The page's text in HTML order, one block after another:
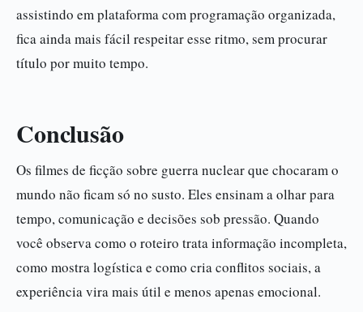
assistindo em plataforma com programação organizada,
fica ainda mais fácil respeitar esse ritmo, sem procurar
título por muito tempo.
Conclusão
Os filmes de ficção sobre guerra nuclear que chocaram o
mundo não ficam só no susto. Eles ensinam a olhar para
tempo, comunicação e decisões sob pressão. Quando
você observa como o roteiro trata informação incompleta,
como mostra logística e como cria conflitos sociais, a
experiência vira mais útil e menos apenas emocional.